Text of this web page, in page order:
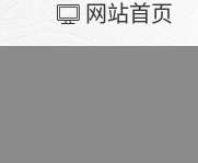
网站首页